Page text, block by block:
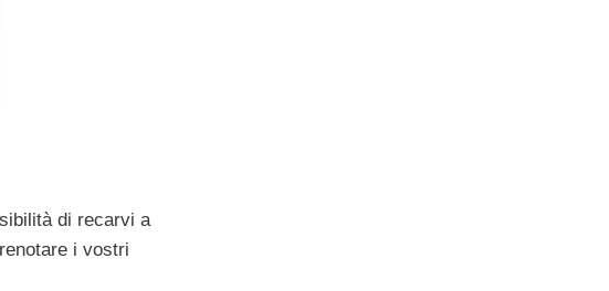
di recarvi a
i vostri